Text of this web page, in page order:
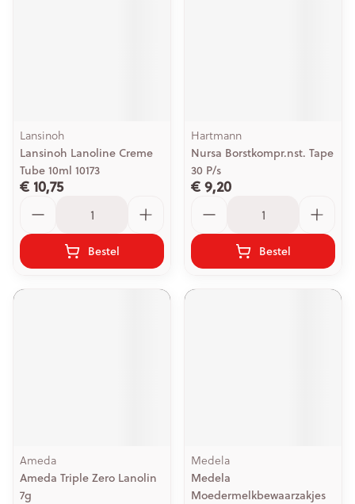
Lansinoh
Lansinoh Lanoline Creme
Tube 10ml 10173
€ 10,75
Bestel
Hartmann
Nursa Borstkompr.nst. Tape
30 P/s
€ 9,20
Bestel
Ameda
Ameda Triple Zero Lanolin
7g
Medela
Medela
Moedermelkbewaarzakjes